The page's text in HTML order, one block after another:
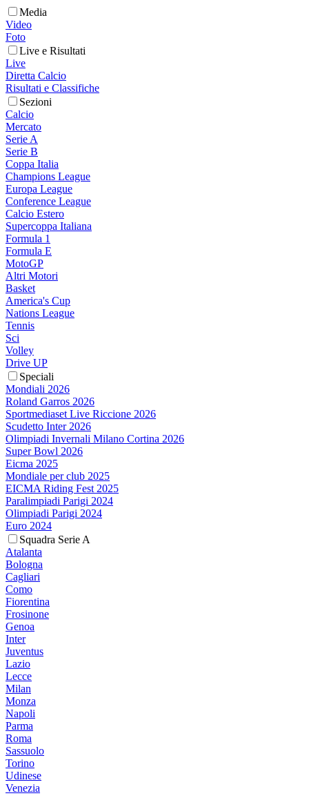
Media
Video
Foto
Live e Risultati
Live
Diretta Calcio
Risultati e Classifiche
Sezioni
Calcio
Mercato
Serie A
Serie B
Coppa Italia
Champions League
Europa League
Conference League
Calcio Estero
Supercoppa Italiana
Formula 1
Formula E
MotoGP
Altri Motori
Basket
America's Cup
Nations League
Tennis
Sci
Volley
Drive UP
Speciali
Mondiali 2026
Roland Garros 2026
Sportmediaset Live Riccione 2026
Scudetto Inter 2026
Olimpiadi Invernali Milano Cortina 2026
Super Bowl 2026
Eicma 2025
Mondiale per club 2025
EICMA Riding Fest 2025
Paralimpiadi Parigi 2024
Olimpiadi Parigi 2024
Euro 2024
Squadra Serie A
Atalanta
Bologna
Cagliari
Como
Fiorentina
Frosinone
Genoa
Inter
Juventus
Lazio
Lecce
Milan
Monza
Napoli
Parma
Roma
Sassuolo
Torino
Udinese
Venezia